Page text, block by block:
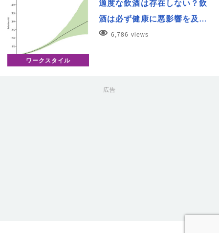
ワークスタイル
適度な飲酒は存在しない？飲
酒は必ず健康に悪影響を及…
6,786 views
広告